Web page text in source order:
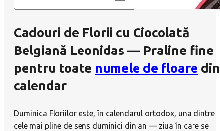
Cadouri de Florii cu Ciocolată
Belgiană Leonidas — Praline fine
pentru toate numele de floare din
calendar
Duminica Floriilor este, în calendarul ortodox, una dintre
cele mai pline de sens duminici din an — ziua în care se